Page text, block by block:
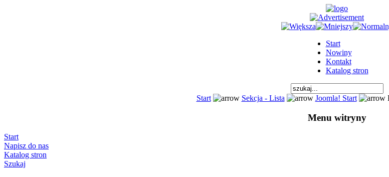
Start
Nowiny
Kontakt
Katalog stron
Start Sekcja - Lista Joomla! Start
Menu witryny
Start
Napisz do nas
Katalog stron
Szukaj